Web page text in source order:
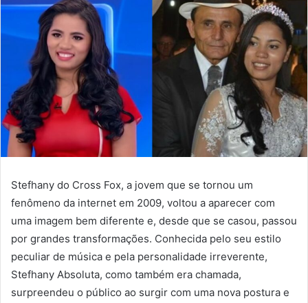
Stefhany do Cross Fox, a jovem que se tornou um
fenômeno da internet em 2009, voltou a aparecer com
uma imagem bem diferente e, desde que se casou, passou
por grandes transformações. Conhecida pelo seu estilo
peculiar de música e pela personalidade irreverente,
Stefhany Absoluta, como também era chamada,
surpreendeu o público ao surgir com uma nova postura e